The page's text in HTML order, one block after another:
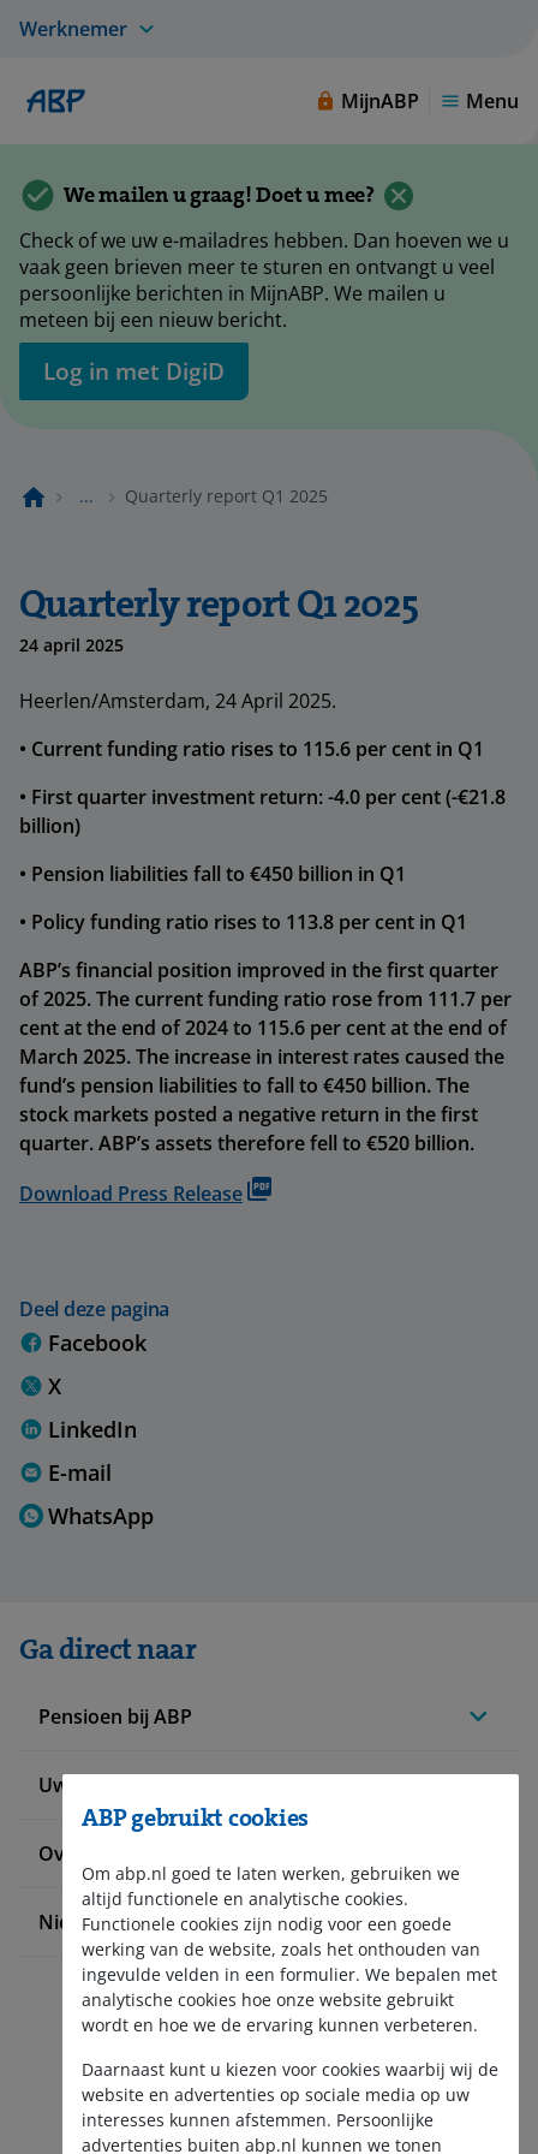
Werknemer
MijnABP Menu
We mailen u graag! Doet u mee?
Check of we uw e-mailadres hebben. Dan hoeven we u
vaak geen brieven meer te sturen en ontvangt u veel
persoonlijke berichten in MijnABP. We mailen u
meteen bij een nieuw bericht.
Log in met DigiD
... Quarterly report Q1 2025
Quarterly report Q1 2025
24 april 2025
Heerlen/Amsterdam, 24 April 2025.
• Current funding ratio rises to 115.6 per cent in Q1
• First quarter investment return: -4.0 per cent (-€21.8
billion)
• Pension liabilities fall to €450 billion in Q1
• Policy funding ratio rises to 113.8 per cent in Q1
ABP’s financial position improved in the first quarter
of 2025. The current funding ratio rose from 111.7 per
cent at the end of 2024 to 115.6 per cent at the end of
March 2025. The increase in interest rates caused the
fund’s pension liabilities to fall to €450 billion. The
stock markets posted a negative return in the first
quarter. ABP’s assets therefore fell to €520 billion.
Download Press Release
Deel deze pagina
Facebook
X
LinkedIn
E-mail
WhatsApp
Ga direct naar
Pensioen bij ABP
Uw situatie verandert
Over ABP
Nieuws en pers
Aanmelden nieuwsbrief
ABP gebruikt cookies
Om abp.nl goed te laten werken, gebruiken we
altijd functionele en analytische cookies.
Functionele cookies zijn nodig voor een goede
werking van de website, zoals het onthouden van
ingevulde velden in een formulier. We bepalen met
analytische cookies hoe onze website gebruikt
wordt en hoe we de ervaring kunnen verbeteren.
Daarnaast kunt u kiezen voor cookies waarbij wij de
website en advertenties op sociale media op uw
interesses kunnen afstemmen. Persoonlijke
advertenties buiten abp.nl kunnen we tonen